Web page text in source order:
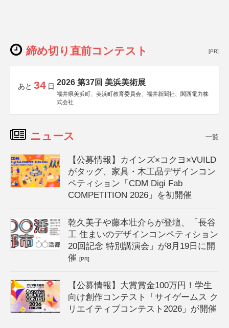
締め切り直前コンテスト [PR]
あと 34 日 2026 第37回 美浜美術展
福井県美浜町、美浜町教育委員会、福井新聞社、関西電力株
式会社
ニュース 一覧
【公募情報】カインズ×コクヨ×VUILD
がタッグ、家具・木工品デザインコン
ペティション「CDM Digi Fab
COMPETITION 2026」を初開催
乾久美子や藤本壮介らが登壇、「長谷
工 住まいのデザインコンペティション
20回記念 特別講演会」が8月19日に開
催[PR]
【公募情報】大賞賞金100万円！学生
向け創作コンテスト「サイゲームス ク
リエイティブコンテスト2026」が開催